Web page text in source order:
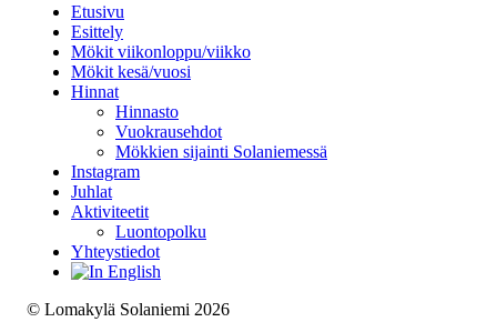
Etusivu
Esittely
Mökit viikonloppu/viikko
Mökit kesä/vuosi
Hinnat
Hinnasto
Vuokrausehdot
Mökkien sijainti Solaniemessä
Instagram
Juhlat
Aktiviteetit
Luontopolku
Yhteystiedot
© Lomakylä Solaniemi 2026